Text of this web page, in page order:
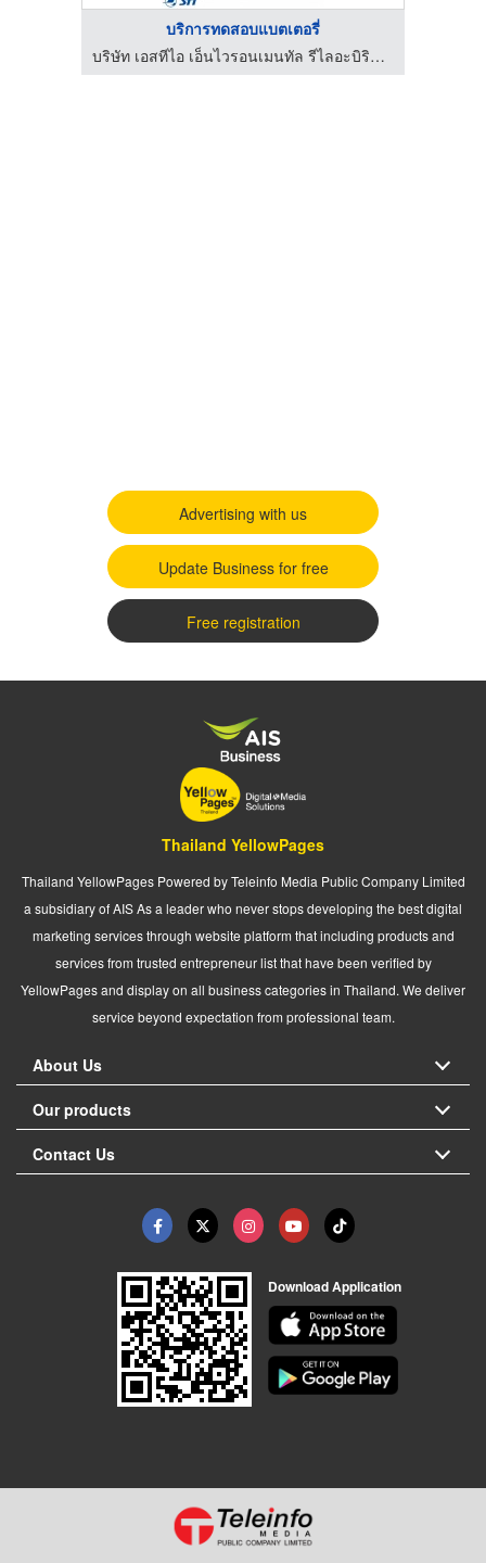
บริการทดสอบแบตเตอรี่
บริษัท เอสทีไอ เอ็นไวรอนเมนทัล รีไลอะบิริตี้ แลบบอราทอรี่ จำกัด
Advertising with us
Update Business for free
Free registration
Thailand YellowPages
Thailand YellowPages Powered by Teleinfo Media Public Company Limited
a subsidiary of AIS As a leader who never stops developing the best digital
marketing services through website platform that including products and
services from trusted entrepreneur list that have been verified by
YellowPages and display on all business categories in Thailand. We deliver
service beyond expectation from professional team.
About Us
Our products
Contact Us
Download Application